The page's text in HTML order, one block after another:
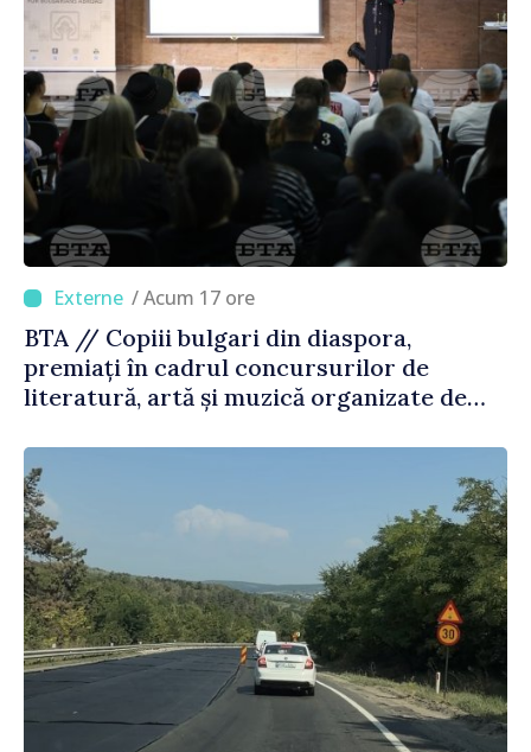
/ Acum 17 ore
BTA // Copiii bulgari din diaspora,
premiați în cadrul concursurilor de
literatură, artă și muzică organizate de
Străinătate